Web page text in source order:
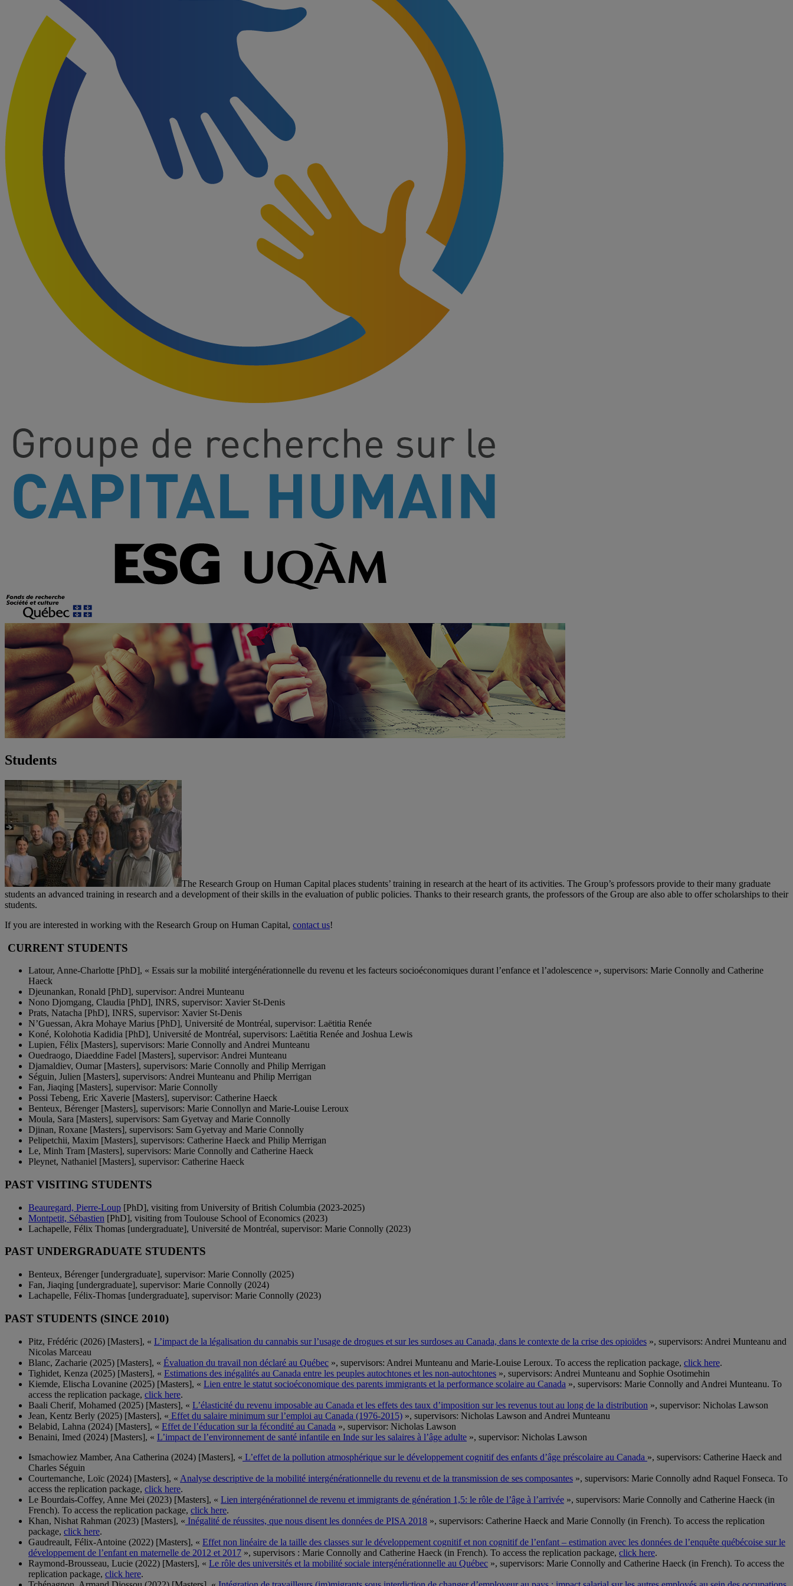
Students
The Research Group on Human Capital places students’ training in research at the heart of its activities. The Group’s professors provide to their many graduate
students an advanced training in research and a development of their skills in the evaluation of public policies. Thanks to their research grants, the professors of the Group are also able to offer scholarships to their
students.
If you are interested in working with the Research Group on Human Capital, contact us!
CURRENT STUDENTS
Latour, Anne-Charlotte [PhD], « Essais sur la mobilité intergénérationnelle du revenu et les facteurs socioéconomiques durant l’enfance et l’adolescence », supervisors: Marie Connolly and Catherine
Haeck
Djeunankan, Ronald [PhD], supervisor: Andrei Munteanu
Nono Djomgang, Claudia [PhD], INRS, supervisor: Xavier St-Denis
Prats, Natacha [PhD], INRS, supervisor: Xavier St-Denis
N’Guessan, Akra Mohaye Marius [PhD], Université de Montréal, supervisor: Laëtitia Renée
Koné, Kolohotia Kadidia [PhD], Université de Montréal, supervisors: Laëtitia Renée and Joshua Lewis
Lupien, Félix [Masters], supervisors: Marie Connolly and Andrei Munteanu
Ouedraogo, Diaeddine Fadel [Masters], supervisor: Andrei Munteanu
Djamaldiev, Oumar [Masters], supervisors: Marie Connolly and Philip Merrigan
Séguin, Julien [Masters], supervisors: Andrei Munteanu and Philip Merrigan
Fan, Jiaqing [Masters], supervisor: Marie Connolly
Possi Tebeng, Eric Xaverie [Masters], supervisor: Catherine Haeck
Benteux, Bérenger [Masters], supervisors: Marie Connollyn and Marie-Louise Leroux
Moula, Sara [Masters], supervisors: Sam Gyetvay and Marie Connolly
Djinan, Roxane [Masters], supervisors: Sam Gyetvay and Marie Connolly
Pelipetchii, Maxim [Masters], supervisors: Catherine Haeck and Philip Merrigan
Le, Minh Tram [Masters], supervisors: Marie Connolly and Catherine Haeck
Pleynet, Nathaniel [Masters], supervisor: Catherine Haeck
PAST VISITING STUDENTS
Beauregard, Pierre-Loup [PhD], visiting from University of British Columbia (2023-2025)
Montpetit, Sébastien [PhD], visiting from Toulouse School of Economics (2023)
Lachapelle, Félix Thomas [undergraduate], Université de Montréal, supervisor: Marie Connolly (2023)
PAST UNDERGRADUATE STUDENTS
Benteux, Bérenger [undergraduate], supervisor: Marie Connolly (2025)
Fan, Jiaqing [undergraduate], supervisor: Marie Connolly (2024)
Lachapelle, Félix-Thomas [undergraduate], supervisor: Marie Connolly (2023)
PAST STUDENTS (SINCE 2010)
Pitz, Frédéric (2026) [Masters], « L’impact de la légalisation du cannabis sur l’usage de drogues et sur les surdoses au Canada, dans le contexte de la crise des opioïdes », supervisors: Andrei Munteanu and
Nicolas Marceau
Blanc, Zacharie (2025) [Masters], « Évaluation du travail non déclaré au Québec », supervisors: Andrei Munteanu and Marie-Louise Leroux. To access the replication package, click here.
Tighidet, Kenza (2025) [Masters], « Estimations des inégalités au Canada entre les peuples autochtones et les non-autochtones », supervisors: Andrei Munteanu and Sophie Osotimehin
Kiemde, Elischa Lovanine (2025) [Masters], « Lien entre le statut socioéconomique des parents immigrants et la performance scolaire au Canada », supervisors: Marie Connolly and Andrei Munteanu. To
access the replication package, click here.
Baali Cherif, Mohamed (2025) [Masters], « L’élasticité du revenu imposable au Canada et les effets des taux d’imposition sur les revenus tout au long de la distribution », supervisor: Nicholas Lawson
Jean, Kentz Berly (2025) [Masters], « Effet du salaire minimum sur l’emploi au Canada (1976-2015) », supervisors: Nicholas Lawson and Andrei Munteanu
Belabid, Lahna (2024) [Masters], « Effet de l’éducation sur la fécondité au Canada », supervisor: Nicholas Lawson
Benaini, Imed (2024) [Masters], « L’impact de l’environnement de santé infantile en Inde sur les salaires à l’âge adulte », supervisor: Nicholas Lawson
Ismachowiez Mamber, Ana Catherina (2024) [Masters], « L’effet de la pollution atmosphérique sur le développement cognitif des enfants d’âge préscolaire au Canada », supervisors: Catherine Haeck and
Charles Séguin
Courtemanche, Loïc (2024) [Masters], « Analyse descriptive de la mobilité intergénérationnelle du revenu et de la transmission de ses composantes », supervisors: Marie Connolly adnd Raquel Fonseca. To
access the replication package, click here.
Le Bourdais-Coffey, Anne Mei (2023) [Masters], « Lien intergénérationnel de revenu et immigrants de génération 1,5: le rôle de l’âge à l’arrivée », supervisors: Marie Connolly and Catherine Haeck (in
French). To access the replication package, click here.
Khan, Nishat Rahman (2023) [Masters], « Inégalité de réussites, que nous disent les données de PISA 2018 », supervisors: Catherine Haeck and Marie Connolly (in French). To access the replication
package, click here.
Gaudreault, Félix-Antoine (2022) [Masters], « Effet non linéaire de la taille des classes sur le développement cognitif et non cognitif de l’enfant – estimation avec les données de l’enquête québécoise sur le
développement de l’enfant en maternelle de 2012 et 2017 », supervisors : Marie Connolly and Catherine Haeck (in French). To access the replication package, click here.
Raymond-Brousseau, Lucie (2022) [Masters], « Le rôle des universités et la mobilité sociale intergénérationnelle au Québec », supervisors: Marie Connolly and Catherine Haeck (in French). To access the
replication package, click here.